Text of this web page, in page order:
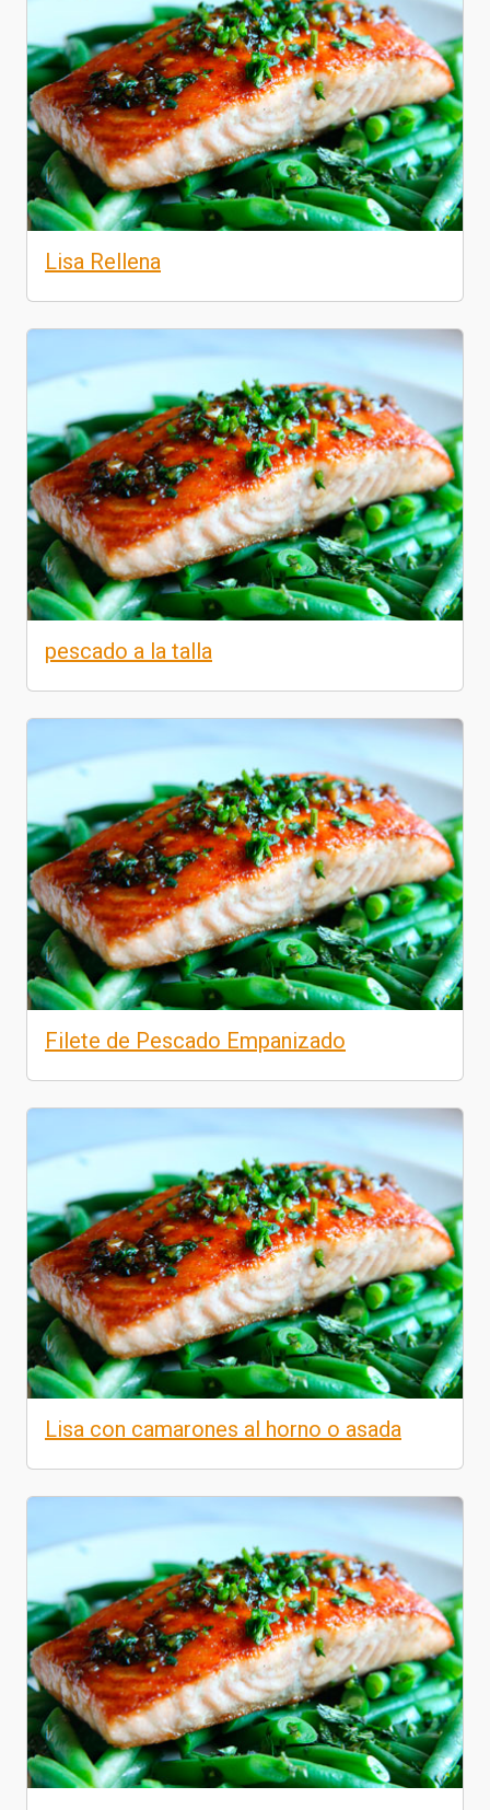
Lisa Rellena
pescado a la talla
Filete de Pescado Empanizado
Lisa con camarones al horno o asada